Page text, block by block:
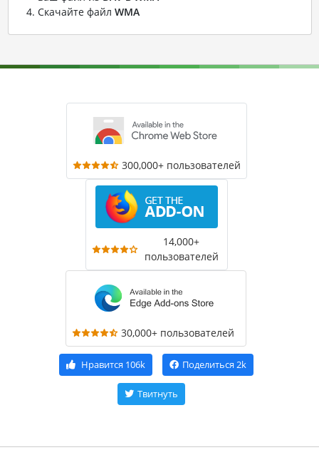
Скачайте файл WMA
300,000+ пользователей
14,000+
пользователей
30,000+ пользователей
Нравится 106k Поделиться 2k
Твитнуть